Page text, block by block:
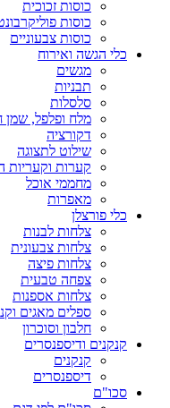
כוסות זכוכית
כוסות
כוסות צבעוניים
כלי הגשה ואירוח
מגשים
תבניות
סלסלות
מלח ופלפל, שמן
דקורציה
שילוט לתצוגה
קערות וקעריות
מחממי אוכל
מאפרות
כלי פורצלן
צלחות לבנות
צלחות צבעונית
צלחות פיצה
צפחה טבעית
צלחות אספנות
ספלים מאגים
חלבון וסוכרון
קנקנים ודיספנסרים
קנקנים
דיספנסרים
סכו"ם